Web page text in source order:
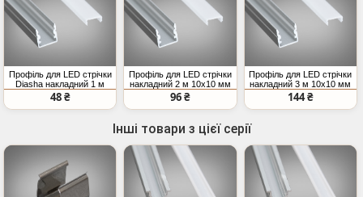
Профіль для LED стрічки
Diasha накладний 1 м
10x10 мм (ціна за 1
метр)
48 ₴
Профіль для LED стрічки
накладний 2 м 10x10 мм
(ціна за 2 метри)
96 ₴
Профіль для LED стрічки
накладний 3 м 10x10 мм
(ціна за 3 метри)
144 ₴
Інші товари з цієї серії